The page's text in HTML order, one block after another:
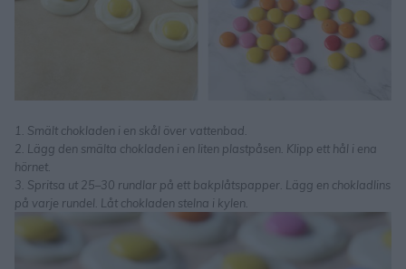
1. Smält chokladen i en skål över vattenbad.
2. Lägg den smälta chokladen i en liten plastpåsen. Klipp ett hål i ena
hörnet.
3. Spritsa ut 25–30 rundlar på ett bakplåtspapper. Lägg en chokladlins
på varje rundel. Låt chokladen stelna i kylen.